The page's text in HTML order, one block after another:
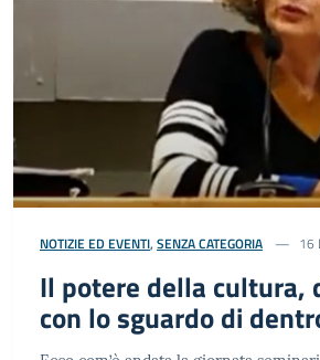
NOTIZIE ED EVENTI, SENZA CATEGORIA 16
Il potere della cultura,
con lo sguardo di